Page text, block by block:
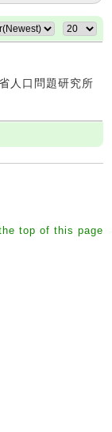
人口問題研究所
top of this page